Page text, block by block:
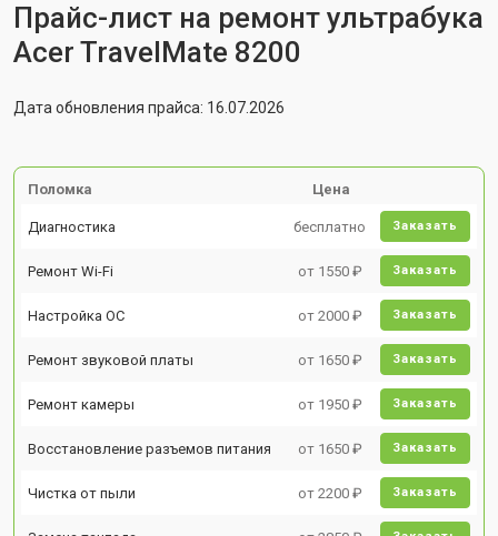
Прайс-лист на ремонт ультрабука
Acer TravelMate 8200
Дата обновления прайса: 16.07.2026
Поломка Цена
Диагностика бесплатно Заказать
Ремонт Wi-Fi от 1550 ₽ Заказать
Настройка ОС от 2000 ₽ Заказать
Ремонт звуковой платы от 1650 ₽ Заказать
Ремонт камеры от 1950 ₽ Заказать
Восстановление разъемов питания от 1650 ₽ Заказать
Чистка от пыли от 2200 ₽ Заказать